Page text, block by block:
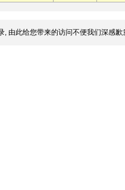
由此给您带来的访问不便我们深感歉